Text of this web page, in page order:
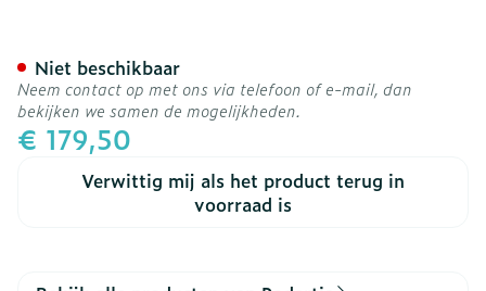
€ 179,50
Verwittig mij als het product terug in
voorraad is
Niet beschikbaar
Neem contact op met ons via telefoon of e-mail, dan
bekijken we samen de mogelijkheden.